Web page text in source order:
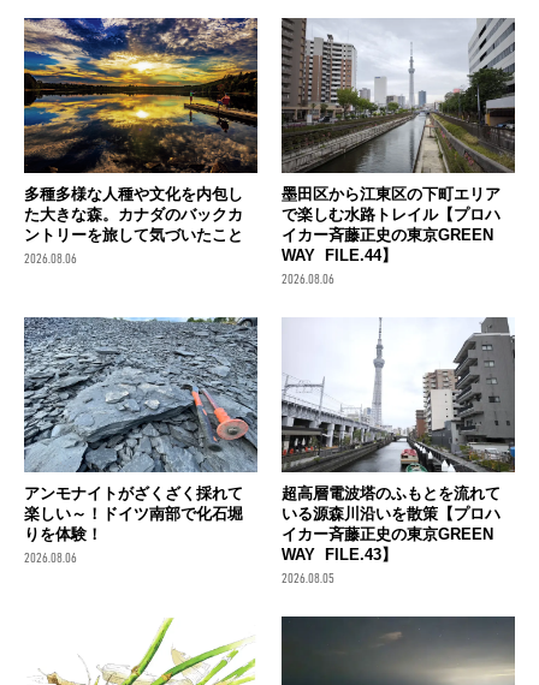
多種多様な人種や文化を内包し
た大きな森。カナダのバックカ
ントリーを旅して気づいたこと
2026.08.06
墨田区から江東区の下町エリア
で楽しむ水路トレイル【プロハ
イカー斉藤正史の東京GREEN
WAY FILE.44】
2026.08.06
アンモナイトがざくざく採れて
楽しい～！ドイツ南部で化石堀
りを体験！
2026.08.06
超高層電波塔のふもとを流れて
いる源森川沿いを散策【プロハ
イカー斉藤正史の東京GREEN
WAY FILE.43】
2026.08.05